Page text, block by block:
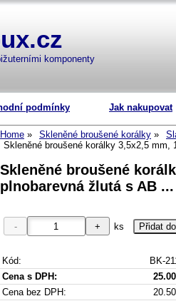
komponenty
podmínky Jak nakupovat
Home Skleněné broušené korálky
Skleněné broušené korálky 3,5x2,5 mm,
Skleněné broušené
plnobarevná žlutá s AB ...
ks
Kód:
BK-
Cena s DPH:
Cena bez DPH: